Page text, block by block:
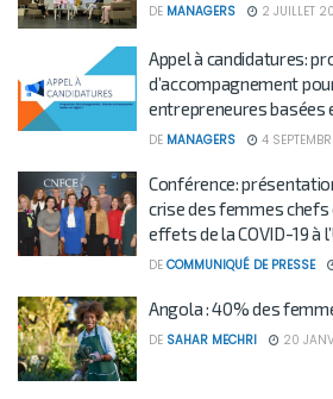
DE MANAGERS 2 JUILLET
Appel à candidatures:
d’accompagnement
entrepreneures basées
DE MANAGERS 4
Conférence:
crise des femmes
effets de la COVID-19 à
DE COMMUNIQUÉ DE PRESSE
Angola : 40% des
DE SAHAR MECHRI 20